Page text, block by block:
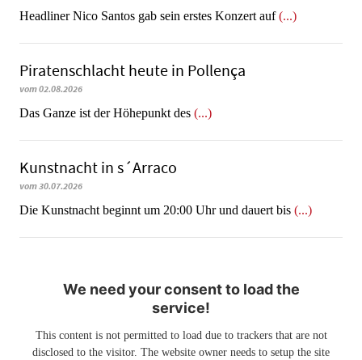
Headliner Nico Santos gab sein erstes Konzert auf(...)
Piratenschlacht heute in Po­llen­ça
vom 02.08.2026
​​​​​​​Das Ganze ist der Höhepunkt des (...)
Kunstnacht in s´Arraco
vom 30.07.2026
Die Kunstnacht beginnt um 20:00 Uhr und dauert bis (...)
We need your consent to load the
service!
This content is not permitted to load due to trackers that are not
disclosed to the visitor. The website owner needs to setup the site